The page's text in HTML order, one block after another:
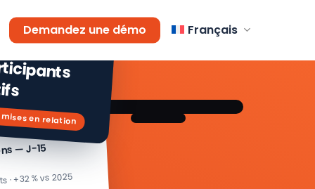
Demandez une démo Français
— J-15
· +32 % vs 2025
de
mises en relation